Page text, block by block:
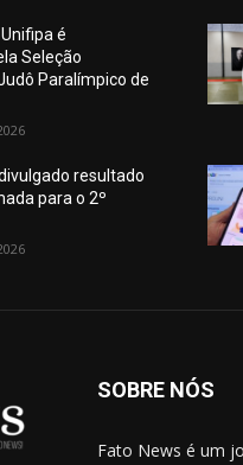
é
Seleção
Paralímpico de
resultado
para o 2º
SOBRE NÓS
Fato News é um